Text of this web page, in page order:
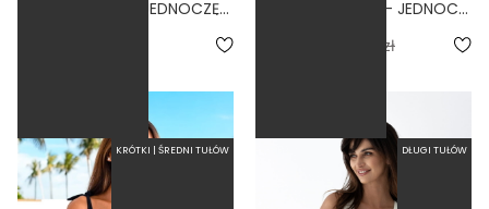
FEMININE FIERO - JEDNOCZĘŚCIOWY STRÓJ KĄPIELOWY MODELUJĄCY WIĄZANY NA SZYI CZERWONY BASIC TALL OLIVE - JEDNOCZĘŚCIOWY STRÓJ KĄPIELOWY DLA WYSOKICH MODELUJĄCY SCRUNCHIE OLIWKOWY
309,00 zł
KRÓTKI | ŚREDNI TUŁÓW DŁUGI TUŁÓW